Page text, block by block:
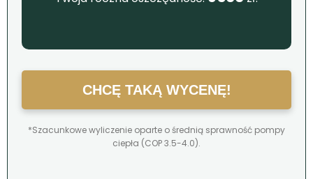
CHCĘ TAKĄ WYCENĘ!
*Szacunkowe wyliczenie oparte o średnią sprawność pompy
ciepła (COP 3.5-4.0).